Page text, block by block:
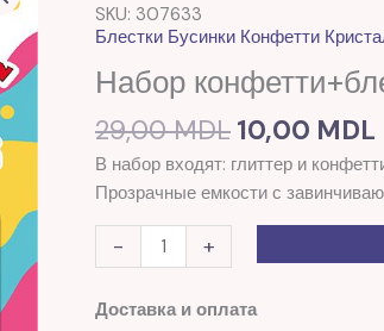
SKU: 307633
Блестки Бусинки Конфетти
Набор
29,00MDL
29,00 MDL.
10,00 MDL
В набор входят: глиттер и
Прозрачные емкости с
-
Набор
конфетти+блестки
белые
+
Доставка и оплата